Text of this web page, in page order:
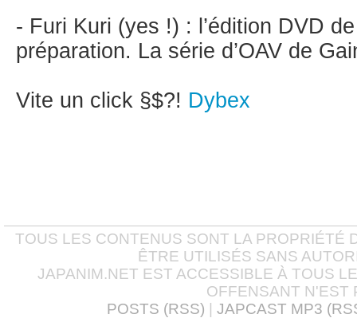
- Furi Kuri (yes !) : l’édition DVD
préparation. La série d’OAV de
Vite un click §$?! Dybex
TOUS LES CONTENUS SONT LA PROPRIÉTÉ
ÊTRE UTILISÉS SANS
JAPANIM.NET EST ACCESSIBLE À TOUS
OFFENSANT N'EST
POSTS (RSS)
JAPCAST MP3